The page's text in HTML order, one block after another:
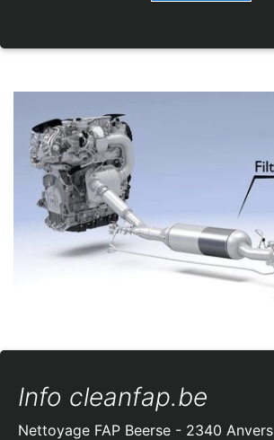
Info cleanfap.be
Nettoyage FAP Beerse - 2340 Anvers